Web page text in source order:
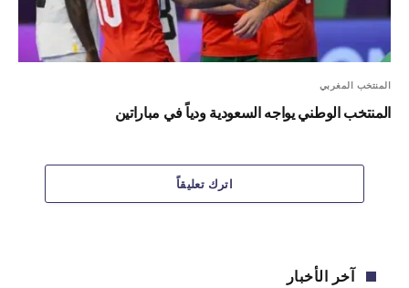
المنتخب المغربي
المنتخب الوطني يواجه السعودية ودياً في مباراتين
اترك تعليقاً
آخر الأخبار